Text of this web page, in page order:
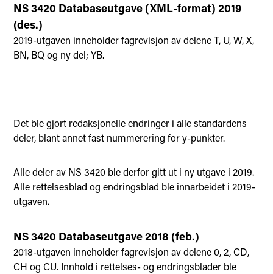
NS 3420 Databaseutgave (XML-format) 2019
(des.)
2019-utgaven inneholder fagrevisjon av delene T, U, W, X,
BN, BQ og ny del; YB.
Det ble gjort redaksjonelle endringer i alle standardens
deler, blant annet fast nummerering for y-punkter.
Alle deler av NS 3420 ble derfor gitt ut i ny utgave i 2019.
Alle rettelsesblad og endringsblad ble innarbeidet i 2019-
utgaven.
NS 3420 Databaseutgave 2018 (feb.)
2018-utgaven inneholder fagrevisjon av delene 0, 2, CD,
CH og CU. Innhold i rettelses- og endringsblader ble